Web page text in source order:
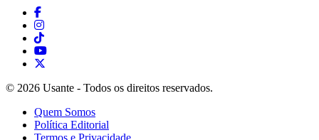
© 2026 Usante - Todos os direitos reservados.
Quem Somos
Política Editorial